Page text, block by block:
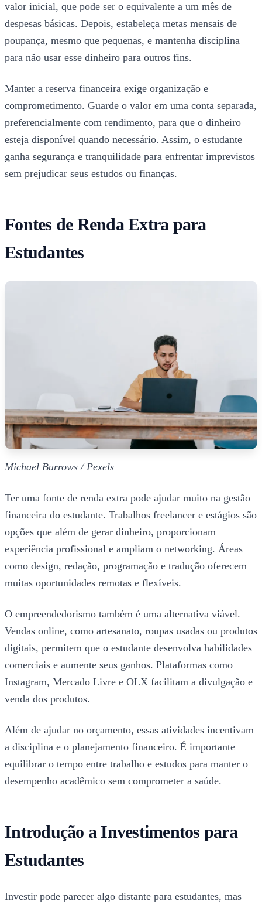
valor inicial, que pode ser o equivalente a um mês de
despesas básicas. Depois, estabeleça metas mensais de
poupança, mesmo que pequenas, e mantenha disciplina
para não usar esse dinheiro para outros fins.
Manter a reserva financeira exige organização e
comprometimento. Guarde o valor em uma conta separada,
preferencialmente com rendimento, para que o dinheiro
esteja disponível quando necessário. Assim, o estudante
ganha segurança e tranquilidade para enfrentar imprevistos
sem prejudicar seus estudos ou finanças.
Fontes de Renda Extra para
Estudantes
Michael Burrows / Pexels
Ter uma fonte de renda extra pode ajudar muito na gestão
financeira do estudante. Trabalhos freelancer e estágios são
opções que além de gerar dinheiro, proporcionam
experiência profissional e ampliam o networking. Áreas
como design, redação, programação e tradução oferecem
muitas oportunidades remotas e flexíveis.
O empreendedorismo também é uma alternativa viável.
Vendas online, como artesanato, roupas usadas ou produtos
digitais, permitem que o estudante desenvolva habilidades
comerciais e aumente seus ganhos. Plataformas como
Instagram, Mercado Livre e OLX facilitam a divulgação e
venda dos produtos.
Além de ajudar no orçamento, essas atividades incentivam
a disciplina e o planejamento financeiro. É importante
equilibrar o tempo entre trabalho e estudos para manter o
desempenho acadêmico sem comprometer a saúde.
Introdução a Investimentos para
Estudantes
Investir pode parecer algo distante para estudantes, mas